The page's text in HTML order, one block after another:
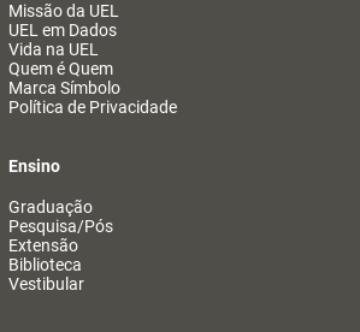
Missão da UEL
UEL em Dados
Vida na UEL
Quem é Quem
Marca Símbolo
Política de Privacidade
Ensino
Graduação
Pesquisa/Pós
Extensão
Biblioteca
Vestibular